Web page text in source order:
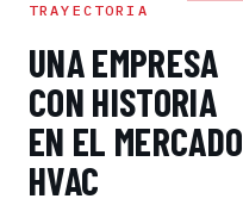
TRAYECTORIA
UNA EMPRESA
CON HISTORIA
EN EL MERCADO
HVAC